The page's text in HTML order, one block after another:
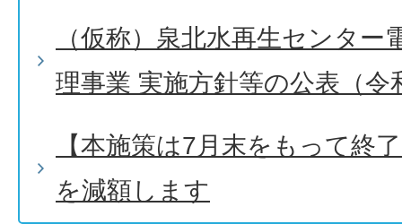
（仮称）泉北水再生センター
理事業 実施方針等の公表（令
【本施策は7月末をもって終
を減額します